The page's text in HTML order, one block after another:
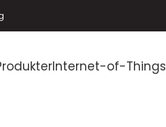
Internet-of-Things